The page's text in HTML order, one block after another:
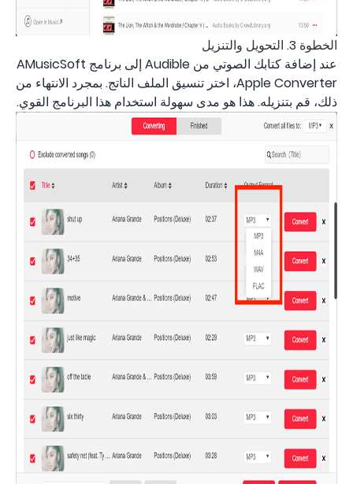
الخطوة 3. التحويل والتنزيل
عند إضافة كتابك الصوتي من Audible إلى برنامج AMusicSoft
Apple Converter، اختر تنسيق الملف الناتج. بمجرد الانتهاء من
ذلك، قم بتنزيله. هذا هو مدى سهولة استخدام هذا البرنامج القوي.